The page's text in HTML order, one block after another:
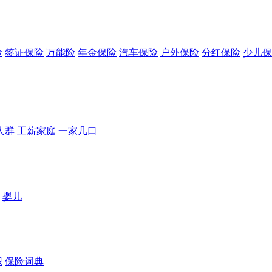
签证保险 万能险 年金保险 汽车保险 户外保险 分红保险 少儿
群 工薪家庭 一家几口
婴儿
保险词典